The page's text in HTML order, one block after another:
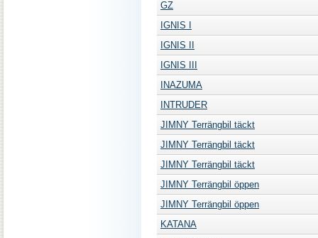
GZ
IGNIS I
IGNIS II
IGNIS III
INAZUMA
INTRUDER
JIMNY Terrängbil täckt
JIMNY Terrängbil täckt
JIMNY Terrängbil täckt
JIMNY Terrängbil öppen
JIMNY Terrängbil öppen
KATANA